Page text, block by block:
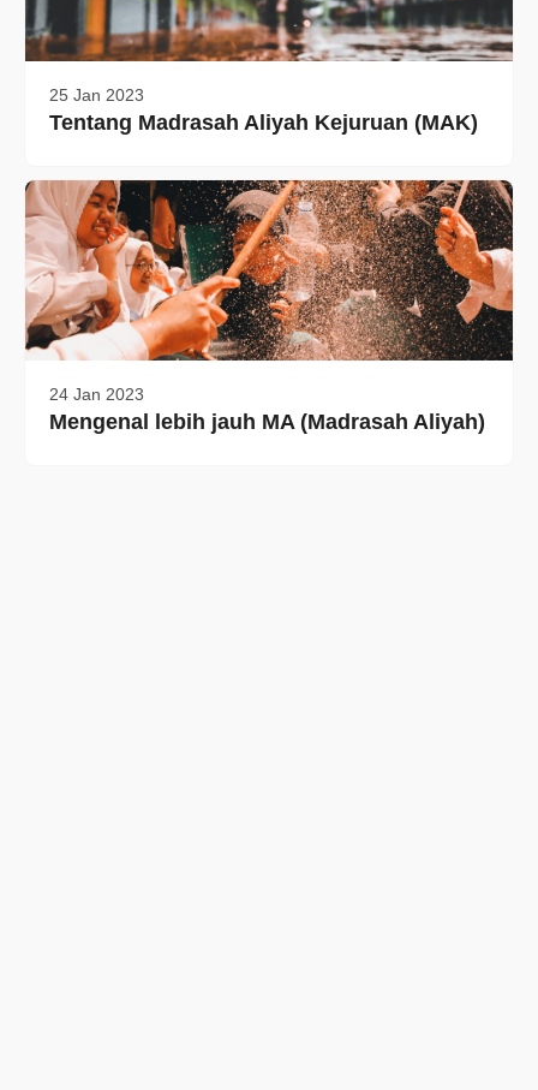
25 Jan 2023
Tentang Madrasah Aliyah Kejuruan (MAK)
24 Jan 2023
Mengenal lebih jauh MA (Madrasah Aliyah)